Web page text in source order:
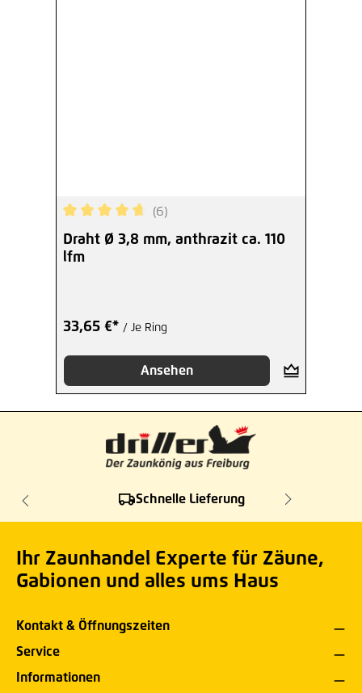
Durchschnittliche Bewertung von 4.83 von 5
(6)
Draht Ø 3,8 mm, anthrazit ca. 110
lfm
33,65 €* / Je Ring
Ansehen
Schnelle Lieferung
Ihr Zaunhandel Experte für Zäune,
Gabionen und alles ums Haus
Kontakt & Öffnungszeiten
Service
Informationen